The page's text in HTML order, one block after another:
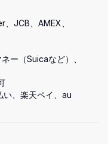
、JCB、AMEX、
ネー（Suicaなど）、
い、楽天ペイ、au